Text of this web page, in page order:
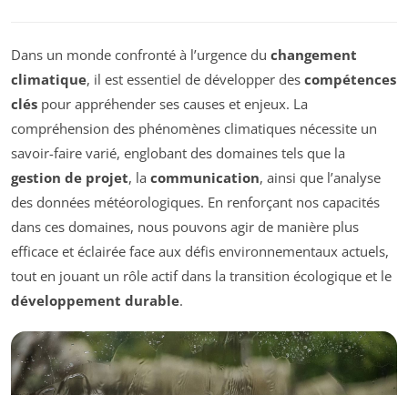
Dans un monde confronté à l’urgence du changement
climatique, il est essentiel de développer des compétences
clés pour appréhender ses causes et enjeux. La
compréhension des phénomènes climatiques nécessite un
savoir-faire varié, englobant des domaines tels que la
gestion de projet, la communication, ainsi que l’analyse
des données météorologiques. En renforçant nos capacités
dans ces domaines, nous pouvons agir de manière plus
efficace et éclairée face aux défis environnementaux actuels,
tout en jouant un rôle actif dans la transition écologique et le
développement durable.